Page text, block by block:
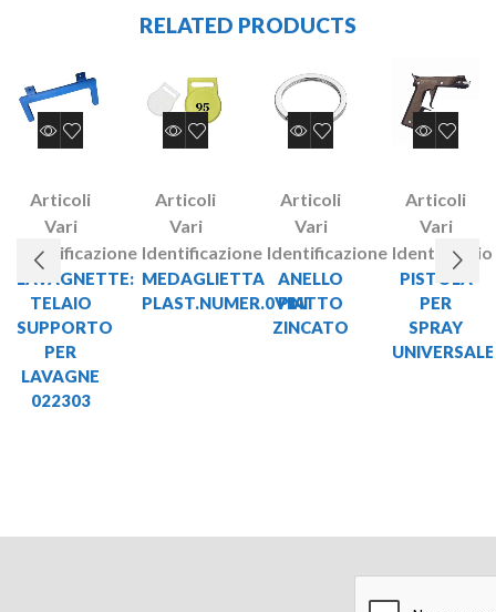
RELATED PRODUCTS
Articoli
Vari
Identificazione
LAVAGNETTE:
TELAIO
SUPPORTO
PER
LAVAGNE
022303
Articoli
Vari
Identificazione
MEDAGLIETTA
PLAST.NUMER.0VINI
Articoli
Vari
Identificazione
ANELLO
PIATTO
ZINCATO
Articoli
Vari
PISTOLA
PER
SPRAY
UNIVERSALE